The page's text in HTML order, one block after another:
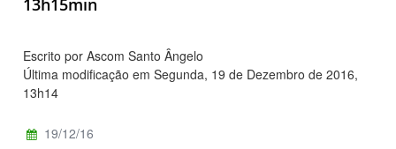
13h15min
Escrito por Ascom Santo Ângelo
Última modificação em Segunda, 19 de Dezembro de 2016,
13h14
19/12/16